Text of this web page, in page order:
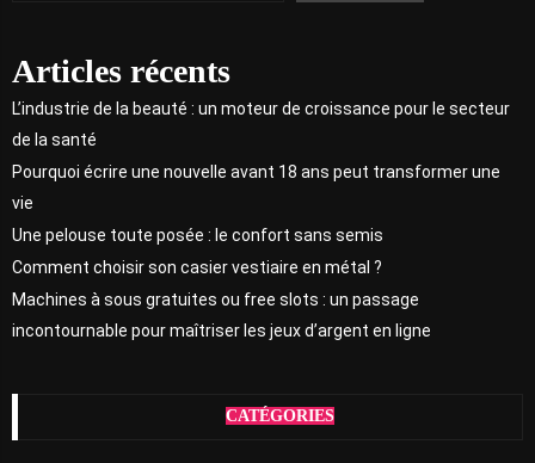
Articles récents
L’industrie de la beauté : un moteur de croissance pour le secteur
de la santé
Pourquoi écrire une nouvelle avant 18 ans peut transformer une
vie
Une pelouse toute posée : le confort sans semis
Comment choisir son casier vestiaire en métal ?
Machines à sous gratuites ou free slots : un passage
incontournable pour maîtriser les jeux d’argent en ligne
CATÉGORIES